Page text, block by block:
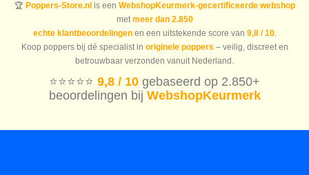
🏆 Poppers-Store.nl is een WebshopKeurmerk-gecertificeerde webshop
met meer dan 2.850
echte klantbeoordelingenen een uitstekende score van 9,8 / 10.
Koop poppers bij dé specialist in originele poppers – veilig, discreet en
betrouwbaar verzonden vanuit Nederland.
⭐️⭐️⭐️⭐️⭐️ 9,8 / 10 gebaseerd op 2.850+
beoordelingen bij WebshopKeurmerk